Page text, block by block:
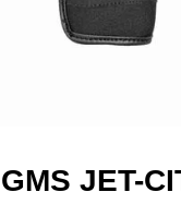
JET-